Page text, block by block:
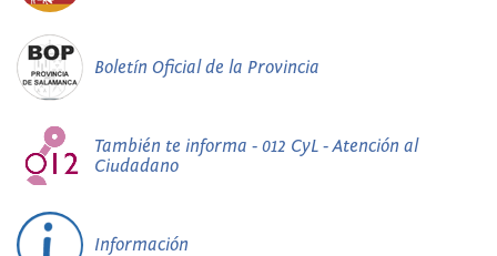
Boletín Oficial de la Provincia
También te informa - 012 CyL - Atención al
Ciudadano
Información